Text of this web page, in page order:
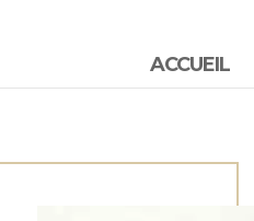
ACCUEIL